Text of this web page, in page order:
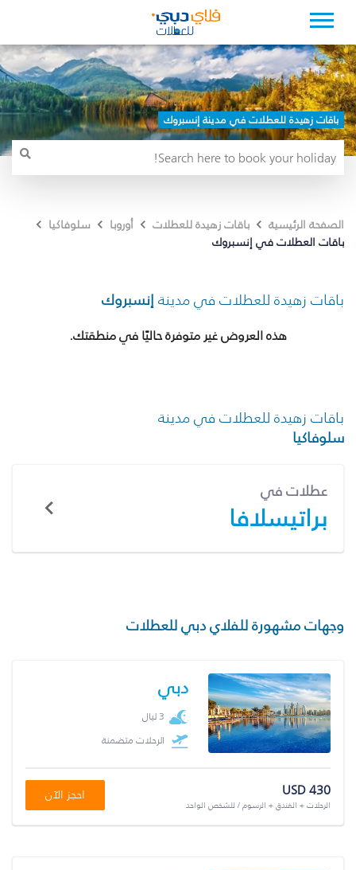
باقات زهيدة للعطلات في مدينة إنسبروك
الصفحة الرئيسية باقات زهيدة للعطلات أوروبا
سلوفاكيا
باقات العطلات في إنسبروك
باقات زهيدة للعطلات في مدينة إنسبروك
هذه العروض غير متوفرة حاليًا في منطقتك.
باقات زهيدة للعطلات في مدينة
سلوفاكيا
عطلات في
براتيسلافا
وجهات مشهورة للفلاي دبي للعطلات
دبي
3 ليال
الرحلات متضمنة
USD 430
الرحلات + الفندق + الرسوم / للشخص الواحد
احجز الآن